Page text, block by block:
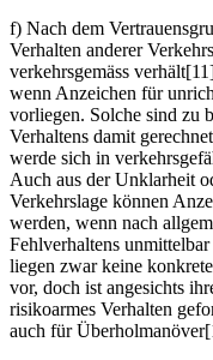
f) Nach dem
Verhalten anderer
verkehrsgemäss
wenn Anzeichen für
vorliegen. Solche sind zu
Verhaltens damit
werde sich in
Auch aus der Unklarheit
Verkehrslage können
werden, wenn nach
Fehlverhaltens
liegen zwar keine
vor, doch ist angesichts
risikoarmes Verhalten
auch für